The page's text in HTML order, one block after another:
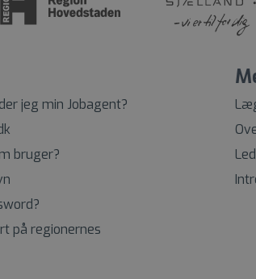
jeg min Jobagent?
bruger?
på regionernes